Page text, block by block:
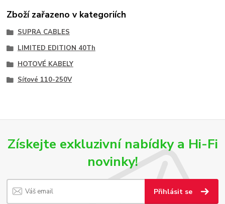
Zboží zařazeno v kategoriích
SUPRA CABLES
LIMITED EDITION 40Th
HOTOVÉ KABELY
Síťové 110-250V
Získejte exkluzivní nabídky a Hi-Fi
novinky!
Přihlásit se